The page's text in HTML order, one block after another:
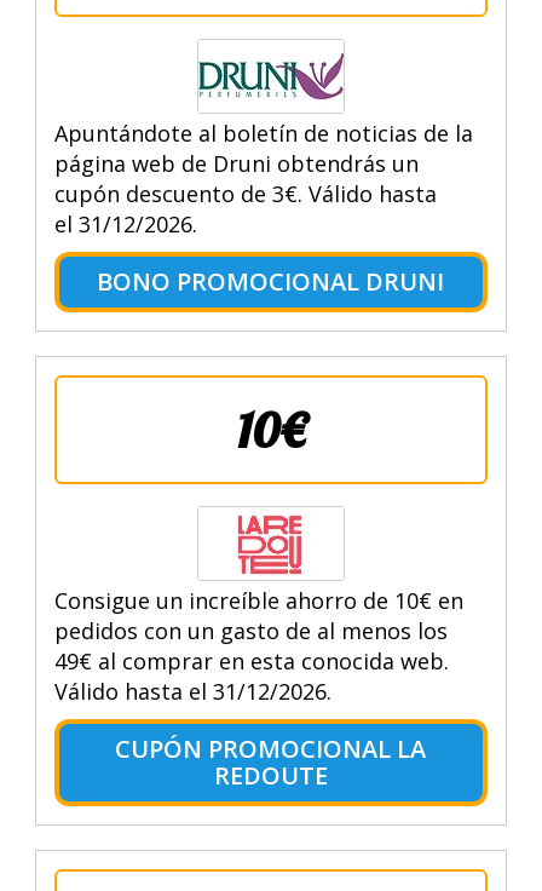
Apuntándote al boletín de noticias de la
página web de Druni obtendrás un
cupón descuento de 3€. Válido hasta
el 31/12/2026.
BONO PROMOCIONAL DRUNI
10€
Consigue un increíble ahorro de 10€ en
pedidos con un gasto de al menos los
49€ al comprar en esta conocida web.
Válido hasta el 31/12/2026.
CUPÓN PROMOCIONAL LA
REDOUTE